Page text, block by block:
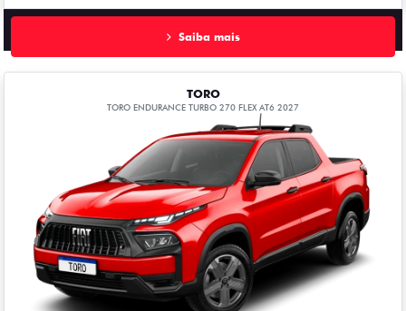
Saiba mais
TORO
TORO ENDURANCE TURBO 270 FLEX AT6 2027